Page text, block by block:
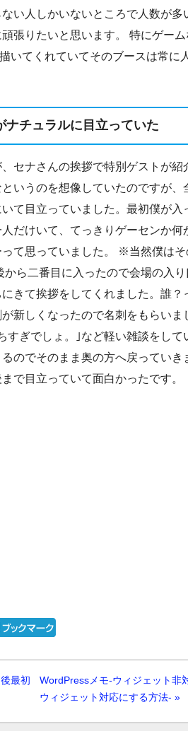
い人しかいないところで人数が多
張りたいと思います。 特にゲー
いてくれていてそのブースは常に
ナチュラルに目立っていた
セナさんの挨拶で特別ゲストが紹
いうのを想像していたのですが、
て目立っていました。最初僕が入
だけいて、てっきりゲーセンか何
て思っていました。 ※当然僕はそ
ら二番目に入ったので会場の入
きて挨拶をしてくれました。誰？
新しくなったので名刺をもらいま
すぎでしょ。｣など軽い雑談をして
のでそのまま奥の方へ戻っていき
で目立っていて面白かったです。
最初
WordPressメモ-ウィジェット非
ウィジェット対応にする方法- »